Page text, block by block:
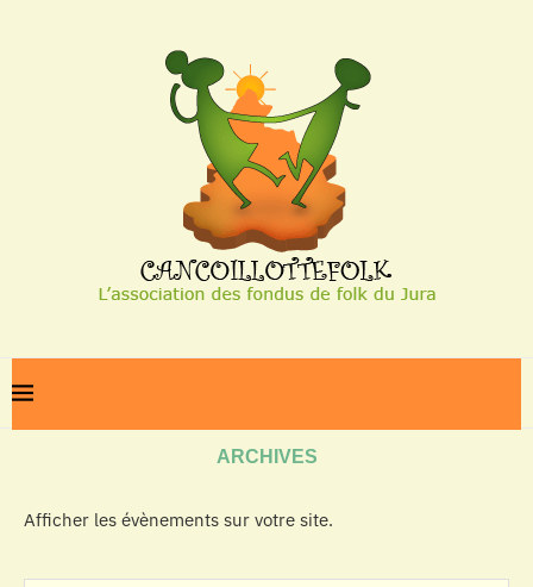
ARCHIVES
Afficher les évènements sur votre site.